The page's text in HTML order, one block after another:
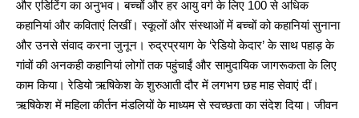
और एडिटिंग का अनुभव। बच्चों और हर आयु वर्ग के लिए 100 से अधिक
कहानियां और कविताएं लिखीं। स्कूलों और संस्थाओं में बच्चों को कहानियां सुनाना
और उनसे संवाद करना जुनून। रुद्रप्रयाग के ‘रेडियो केदार’ के साथ पहाड़ के
गांवों की अनकही कहानियां लोगों तक पहुंचाईं और सामुदायिक जागरूकता के लिए
काम किया। रेडियो ऋषिकेश के शुरुआती दौर में लगभग छह माह सेवाएं दीं।
ऋषिकेश में महिला कीर्तन मंडलियों के माध्यम से स्वच्छता का संदेश दिया। जीवन